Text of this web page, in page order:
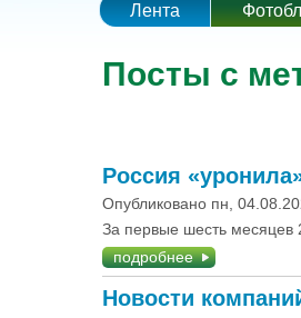
Лента
Посты с
Россия
Опубликовано пн,
За первые шесть месяцев
подробнее
Новости